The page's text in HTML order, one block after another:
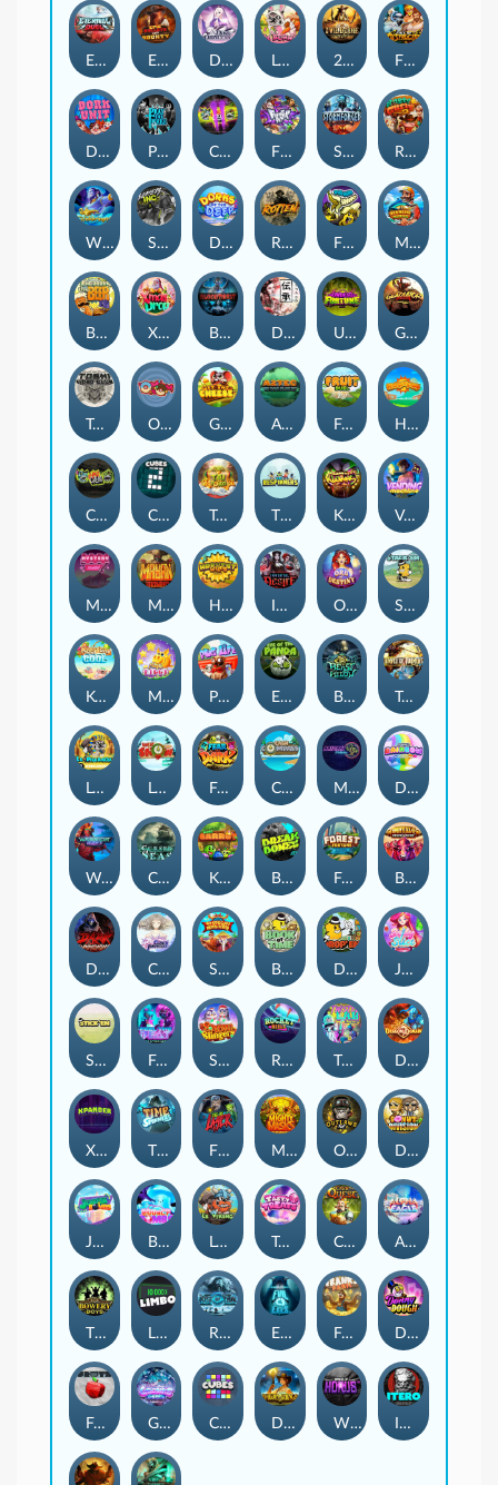
Eternal Duel EPIC BULLETS & BOUNTY Dusk Princess Le Bunny 2 Wild 2 Die Fist Of Destruction
Dork Unit Pray for Three Chaos Crew 2 Fighter Pit Stormforged Rusty & Curly
Wishbringer Slayers Inc Dorks of The Deep Rotten FRKN Bananas Marlin Master
Benny The Beer Xmas Drop Bloodthirst Densho Undead Fortune Gladiator Legends
Toshi Video Club OmNom Get The Cheese Aztec Twist Fruit Duel Hop'n'Pop
Chaos Crew Cubes 2 Tai The Toad The Respinners Klowns Vending Machine
Mystery Motel Mayan Stackways Harvest Wilds Immortal Desire Orb of Destiny Stack'em
Keep 'em Cool Magic Piggy Pug Life Eye of the Panda Beast Below Temple of Torment
Le Pharaoh Let It Snow Fear the Dark Cash Compass Miami Multiplier Double Rainbow
Warrior Ways Cursed Seas King Carrot Break Bones Forest Fortune Buffalo Stack'n'Sync
Dark Summoning Cloud Princess Shaolin Master Book of Time Drop'em Jelly Slice
Stick'em Feel The Beat Snow Slingers Rocket Reels Twisted Lab Dragon’s Domain
Xpander Time Spinners Fire My Laser Mighty Masks Outlasw Inc Donut Division
Joker Bombs BOUNCY BOMBS Le Viking Tasty Treats Cash Quest Alpha Eagle
The Bowery Boys Limbo Rise of Ymir Evil Eyes Frank's Farm DONNY DOUGH
Frutz Gronk's Gems Cubes Dawn of Kings Wings of Horus ITERO